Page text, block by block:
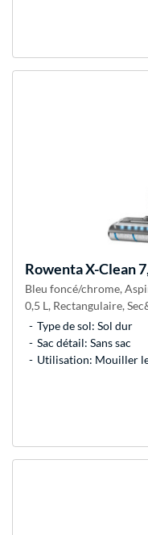
RowentaX-Clean
Bleu foncé/chrome,
0,5 L, Rectangulaire,
Type de sol: Sol dur
Sac détail: Sans sac
Utilisation: Mouiller